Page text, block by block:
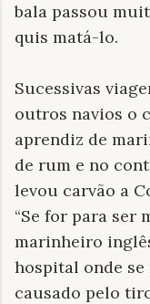
bala passou
quis matá-lo.
Sucessivas
outros navios o
aprendiz de
de rum e no
levou carvão a
“Se for para ser
marinheiro
hospital onde
causado pelo